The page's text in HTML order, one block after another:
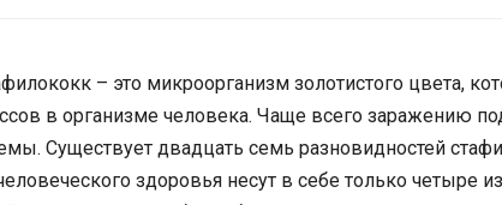
– это микроорганизм золотистого цвета,
в организме человека. Чаще всего заражению
Существует двадцать семь разновидностей
здоровья несут в себе только четыре